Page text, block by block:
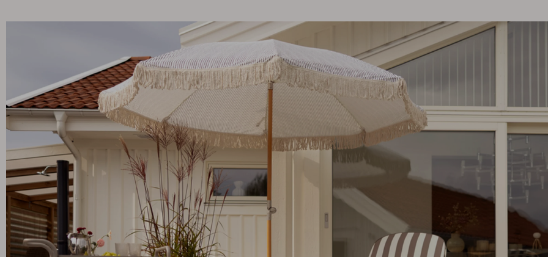
Hængesofa
Hynde
Opbevaring
Møbelovertræk
Vedligeholdelsesprodukter
Sæt
Peace Grower Greens